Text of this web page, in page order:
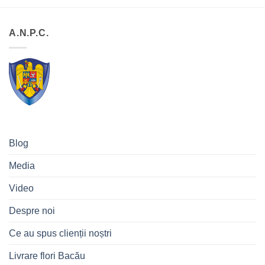
A.N.P.C.
Blog
Media
Video
Despre noi
Ce au spus clienții noștri
Livrare flori Bacău